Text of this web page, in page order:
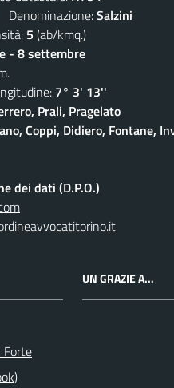
Denominazione:Salzini
5 (ab/kmq.)
- 8 settembre
7° 3' 13''
Prali, Pragelato
Coppi, Didiero, Fontane,
dei dati (D.P.O.)
UN GRAZIE A...